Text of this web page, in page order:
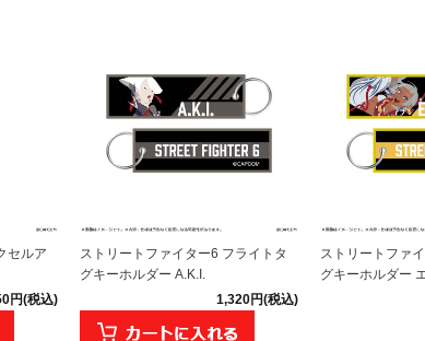
セルア
円(税込)
ストリートファイター6 フライトタ
グキーホルダー A.K.I.
1,320円(税込)
ストリートファ
グキーホルダー